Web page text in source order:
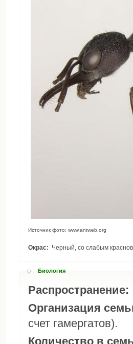
Источник фото: www.antweb.org
Окрас: Черный, со слабым
Биология
Распространение:
Организация
счет гамергатов).
Количество в